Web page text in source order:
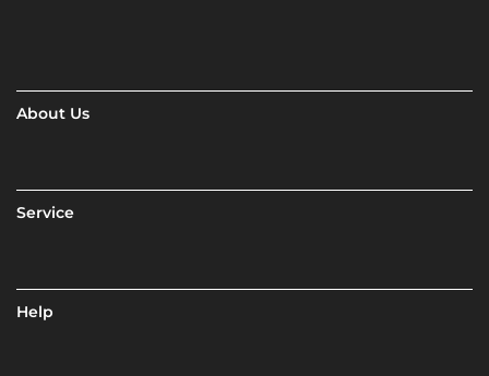
About Us
Service
Help